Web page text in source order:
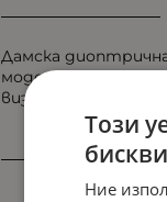
Дамска диоптрична
модерна форма и
визията.
Този
Ние